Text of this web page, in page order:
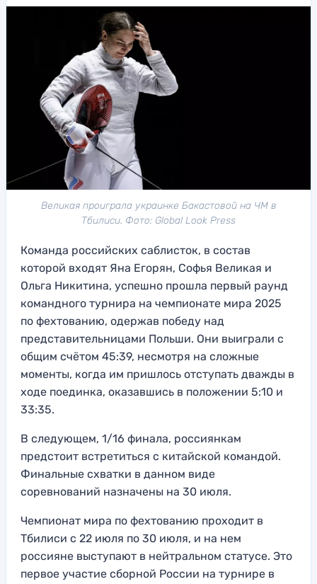
Великая проиграла украинке Бакастовой на ЧМ в
Тбилиси. Фото: Global Look Press
Команда российских саблисток, в состав
которой входят Яна Егорян, Софья Великая и
Ольга Никитина, успешно прошла первый раунд
командного турнира на чемпионате мира 2025
по фехтованию, одержав победу над
представительницами Польши. Они выиграли с
общим счётом 45:39, несмотря на сложные
моменты, когда им пришлось отступать дважды в
ходе поединка, оказавшись в положении 5:10 и
33:35.
В следующем, 1/16 финала, россиянкам
предстоит встретиться с китайской командой.
Финальные схватки в данном виде
соревнований назначены на 30 июля.
Чемпионат мира по фехтованию проходит в
Тбилиси с 22 июля по 30 июля, и на нем
россияне выступают в нейтральном статусе. Это
первое участие сборной России на турнире в